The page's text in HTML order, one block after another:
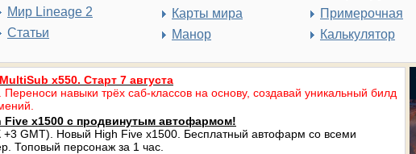
Мир Lineage 2
Статьи
Карты мира
Манор
Примерочная
Калькулятор
x550. Старт 7 августа
навыки трёх саб-классов на основу, создавай уникальный билд
Five x1500 с продвинутым автофармом!
GMT). Новый High Five x1500. Бесплатный автофарм со всеми
Топовый персонаж за 1 час.